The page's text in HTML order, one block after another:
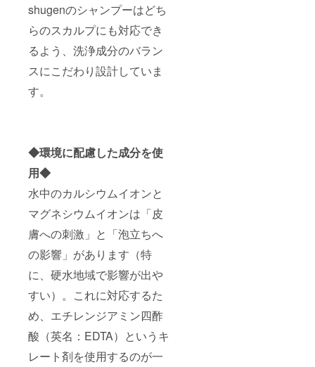
shugenのシャンプーはどち
らのスカルプにも対応でき
るよう、洗浄成分のバラン
スにこだわり設計していま
す。
◆環境に配慮した成分を使
用◆
水中のカルシウムイオンと
マグネシウムイオンは「⽪
膚への刺激」と「泡立ちへ
の影響」があります（特
に、硬水地域で影響が出や
すい）。これに対応するた
め、エチレンジアミン四酢
酸（英名：EDTA）というキ
レート剤を使用するのが一